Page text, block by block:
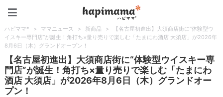
ハピママ* > ママニュース > 新商品 >
【名古屋初進出】大須商店街に“体験型ウ
イスキー専門店”が誕生！角打ち×量り売りで楽しむ「たまにわ酒店 大須店」が2026年
8月6日（木）グランドオープン！
【名古屋初進出】大須商店街に“体験型ウイスキー専
門店”が誕生！角打ち×量り売りで楽しむ「たまにわ
酒店 大須店」が2026年8月6日（木）グランドオー
プン！